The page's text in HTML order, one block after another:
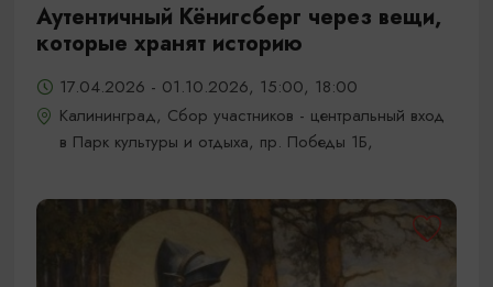
Аутентичный Кёнигсберг через вещи,
которые хранят историю
17.04.2026 - 01.10.2026, 15:00, 18:00
Калининград, Сбор участников - центральный вход
в Парк культуры и отдыха, пр. Победы 1Б,